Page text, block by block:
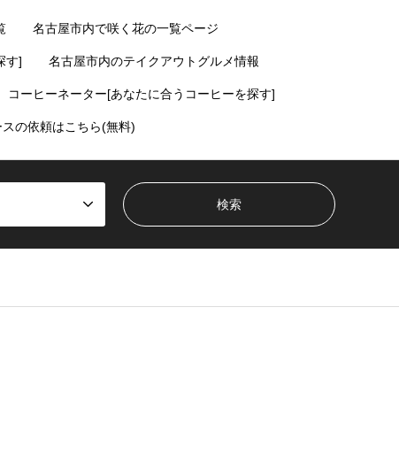
名古屋市内で咲く花の一覧ページ
す] 名古屋市内のテイクアウトグルメ情報
コーヒーネーター[あなたに合うコーヒーを探す]
の依頼はこちら(無料)